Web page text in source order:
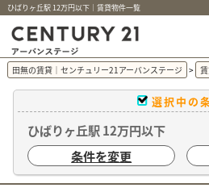
ひばりヶ丘駅 12万円以下｜賃貸物件一覧
田無の賃貸｜センチュリー21アーバンステージ
選択中の
ひばりヶ丘駅 12万円以下
条件を変更